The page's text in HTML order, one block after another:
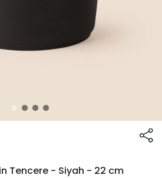
Tencere - Siyah - 22 cm